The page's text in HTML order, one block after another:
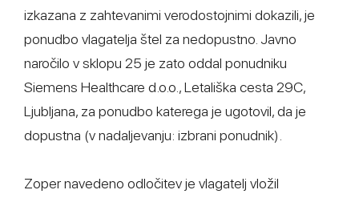
izkazana z zahtevanimi verodostojnimi dokazili, je
ponudbo vlagatelja štel za nedopustno. Javno
naročilo v sklopu 25 je zato oddal ponudniku
Siemens Healthcare d.o.o., Letališka cesta 29C,
Ljubljana, za ponudbo katerega je ugotovil, da je
dopustna (v nadaljevanju: izbrani ponudnik).
Zoper navedeno odločitev je vlagatelj vložil